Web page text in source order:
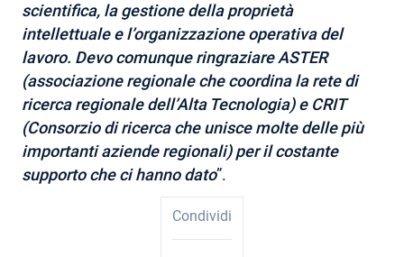
scientifica, la gestione della proprietà
intellettuale e l’organizzazione operativa del
lavoro. Devo comunque ringraziare ASTER
(associazione regionale che coordina la rete di
ricerca regionale dell’Alta Tecnologia) e CRIT
(Consorzio di ricerca che unisce molte delle più
importanti aziende regionali) per il costante
supporto che ci hanno dato”.
Condividi